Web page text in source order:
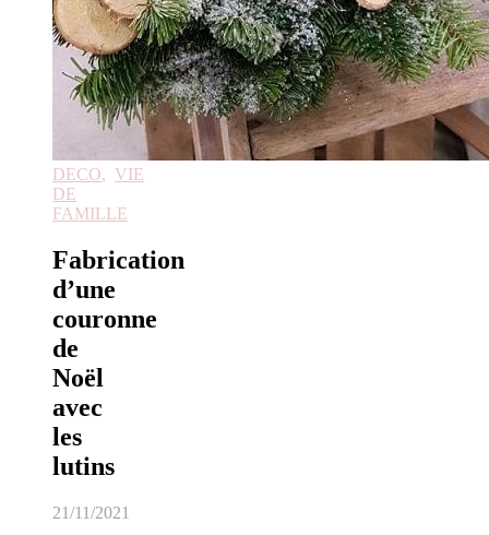
DECO, VIE
DE
FAMILLE
Fabrication
d’une
couronne
de
Noël
avec
les
lutins
21/11/2021